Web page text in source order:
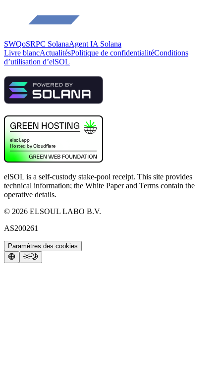
SWQoSRPC SolanaAgent IA Solana
Livre blancActualitésPolitique de confidentialitéConditions
d’utilisation d’elSOL
elSOL is a self-custody stake-pool receipt. This site provides
technical information; the White Paper and Terms contain the
operative details.
© 2026 ELSOUL LABO B.V.
AS200261
Paramètres des cookies